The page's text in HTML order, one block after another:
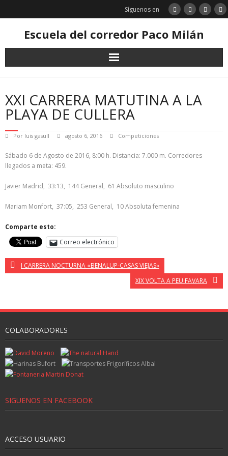
Síguenos en
Escuela del corredor Paco Milán
XXI CARRERA MATUTINA A LA
PLAYA DE CULLERA
Por luis gasull agosto 6, 2016 Competiciones
Sábado 6 de Agosto de 2016, 8:00 h. Distancia: 7.000 m. Corredores
llegados a meta: 459.
Javier Madrid, 33:13, 144 General, 61 Absoluto masculino
Mariam Monfort, 37:05, 253 General, 10 Absoluta femenina
Comparte esto:
Correo electrónico
I CARRERA NOCTURNA «BENALUP-CASAS VIEJAS»
XIX VOLTA A PEU FAVARA
COLABORADORES
SIGUENOS EN FACEBOOK
ACCESO USUARIO